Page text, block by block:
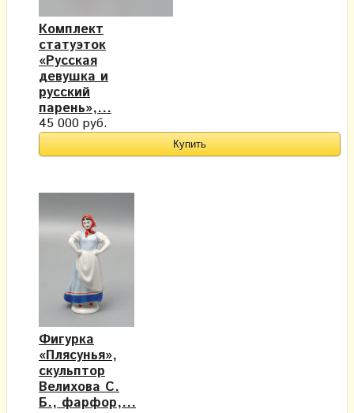
Комплект
статуэток
«Русская
девушка и
русский
парень»,...
45 000 руб.
Фигурка
«Плясунья»,
скульптор
Велихова С.
Б., фарфор,...